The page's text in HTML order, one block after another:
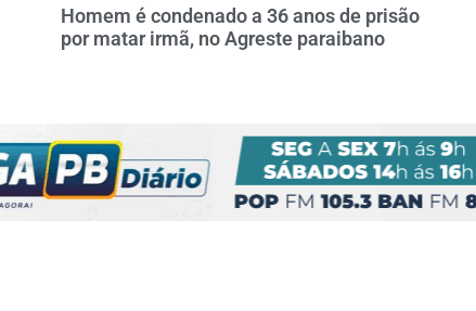
Homem é condenado a 36 anos de prisão
por matar irmã, no Agreste paraibano